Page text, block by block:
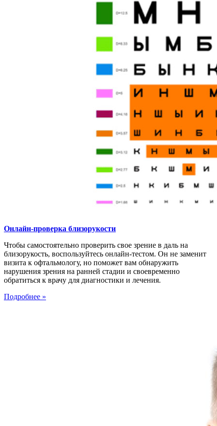
Онлайн-проверка близорукости
Чтобы самостоятельно проверить свое зрение в даль на
близорукость, воспользуйтесь онлайн-тестом. Он не заменит
визита к офтальмологу, но поможет вам обнаружить
нарушения зрения на ранней стадии и своевременно
обратиться к врачу для диагностики и лечения.
Подробнее »